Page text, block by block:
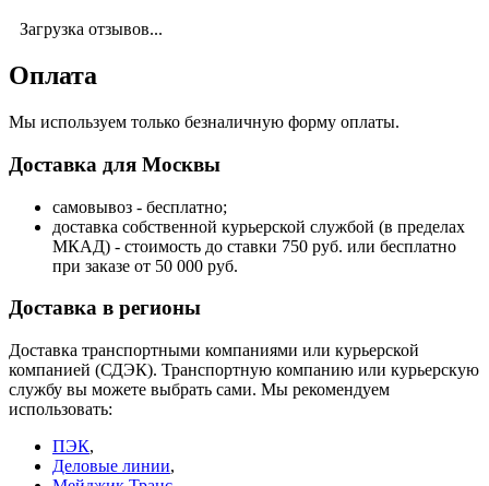
Загрузка отзывов...
Оплата
Мы используем только безналичную форму оплаты.
Доставка для Москвы
самовывоз - бесплатно;
доставка собственной курьерской службой (в пределах
МКАД) - стоимость до ставки 750 руб. или бесплатно
при заказе от 50 000 руб.
Доставка в регионы
Доставка транспортными компаниями или курьерской
компанией (СДЭК). Транспортную компанию или курьерскую
службу вы можете выбрать сами. Мы рекомендуем
использовать:
ПЭК,
Деловые линии,